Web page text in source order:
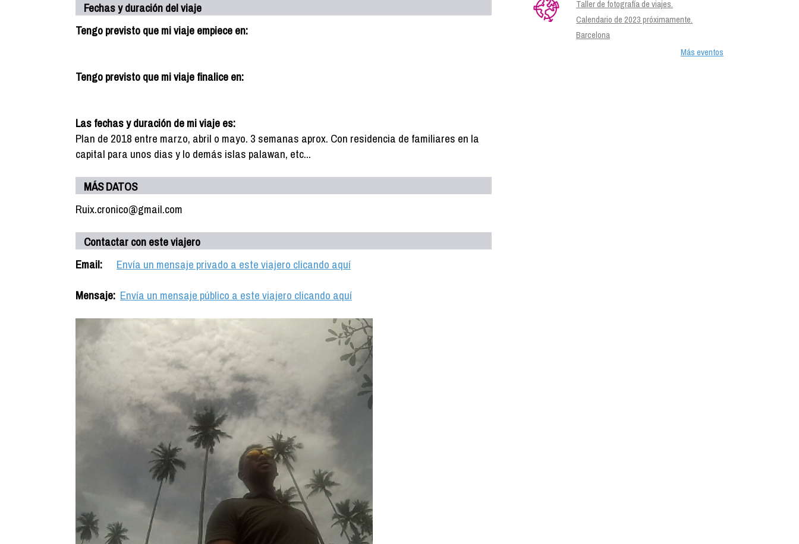
Fechas y duración del viaje
Tengo previsto que mi viaje empiece en:
Tengo previsto que mi viaje finalice en:
Las fechas y duración de mi viaje es:
Plan de 2018 entre marzo, abril o mayo. 3 semanas aprox. Con residencia de familiares en la
capital para unos dias y lo demás islas palawan, etc...
MÁS DATOS
Ruix.cronico@gmail.com
Contactar con este viajero
Email:
Envía un mensaje privado a este viajero clicando aquí
Mensaje: Envía un mensaje público a este viajero clicando aquí
Taller de fotografía de viajes.
Calendario de 2023 próximamente.
Barcelona
Más eventos